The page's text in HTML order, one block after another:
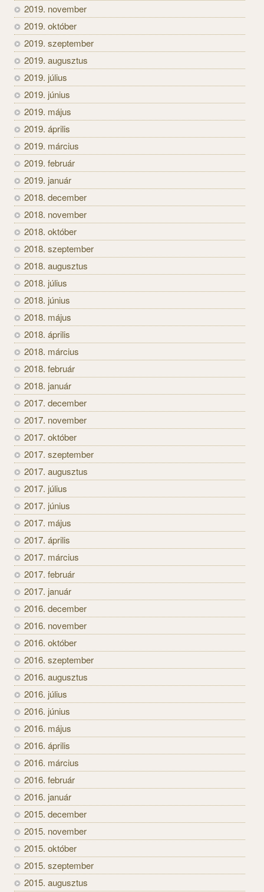
2019. november
2019. október
2019. szeptember
2019. augusztus
2019. július
2019. június
2019. május
2019. április
2019. március
2019. február
2019. január
2018. december
2018. november
2018. október
2018. szeptember
2018. augusztus
2018. július
2018. június
2018. május
2018. április
2018. március
2018. február
2018. január
2017. december
2017. november
2017. október
2017. szeptember
2017. augusztus
2017. július
2017. június
2017. május
2017. április
2017. március
2017. február
2017. január
2016. december
2016. november
2016. október
2016. szeptember
2016. augusztus
2016. július
2016. június
2016. május
2016. április
2016. március
2016. február
2016. január
2015. december
2015. november
2015. október
2015. szeptember
2015. augusztus